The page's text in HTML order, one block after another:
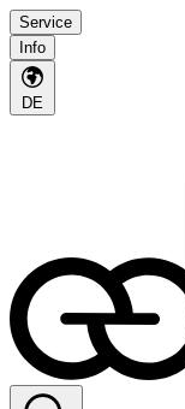
Service
Info
DE